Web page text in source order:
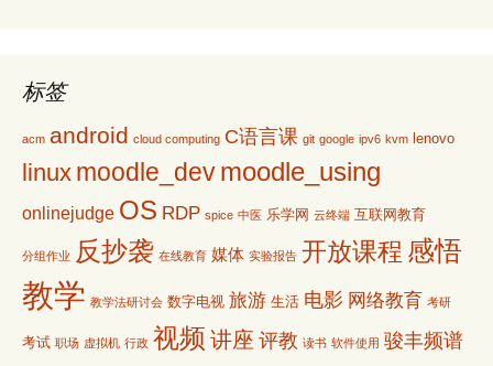
标签
acm android cloud computing C语言课 git google ipv6 kvm lenovo
linux moodle_devmoodle_using
onlinejudge OS RDP spice 中医 乐学网 云终端 互联网教育
分组作业 反抄袭 在线教育 媒体 实验报告 开放课程 感悟
教学 教学法研讨会 数字电视 旅游 生活 电影 网络教育 考研
考试 职场 虚拟机 行政 视频 讲座 评教 读书 软件使用 骏丰频谱